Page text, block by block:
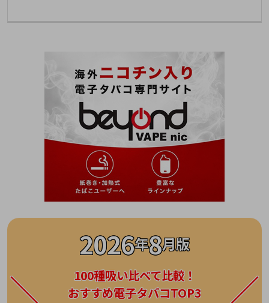
2026年8月版
100種吸い比べて比較！
おすすめ電子タバコTOP3